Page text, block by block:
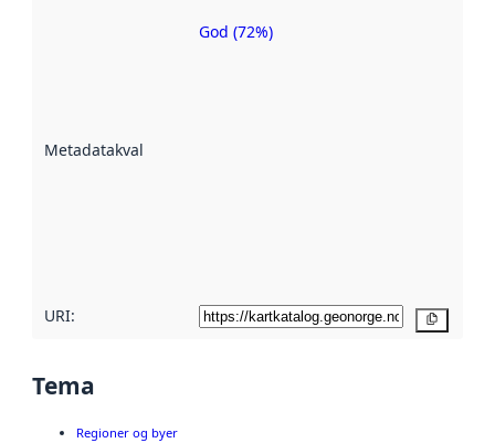
Metadatakvalitet
Metadatakvalitet
God (72%)
URI:
Tema
Regioner og byer